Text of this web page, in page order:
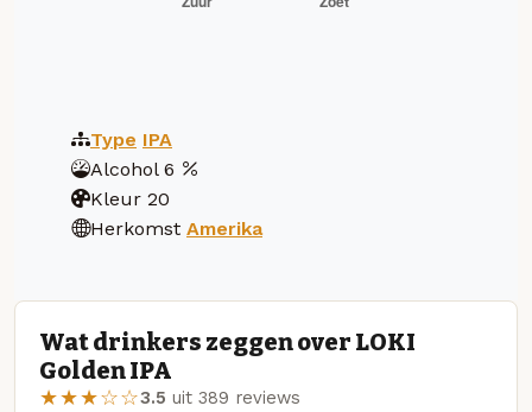
Type IPA
Alcohol 6
Kleur 20
Herkomst Amerika
Wat drinkers zeggen over LOKI
Golden IPA
★★★☆☆3.5 uit 389 reviews